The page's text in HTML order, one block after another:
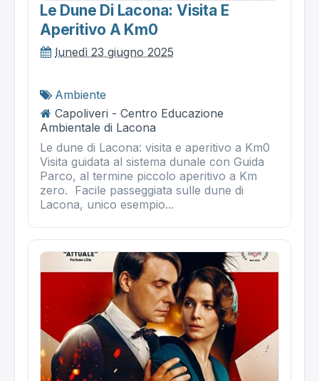
Le Dune Di Lacona: Visita E
Aperitivo A Km0
lunedì 23 giugno 2025
Ambiente
Capoliveri - Centro Educazione
Ambientale di Lacona
Le dune di Lacona: visita e aperitivo a Km0
Visita guidata al sistema dunale con Guida
Parco, al termine piccolo aperitivo a Km
zero. Facile passeggiata sulle dune di
Lacona, unico esempio...